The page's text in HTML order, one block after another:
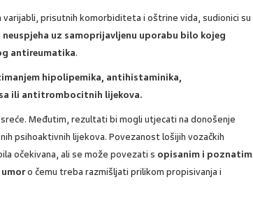
prisutnih komorbiditeta i oštrine vida, sudionici su
uz samoprijavljenu uporabu bilo kojeg
antireumatika.
hipolipemika, antihistaminika,
ili antitrombocitnih lijekova.
Međutim, rezultati bi mogli utjecati na donošenje
psihoaktivnih lijekova. Povezanost lošijih vozačkih
očekivana, ali se može povezati s opisanim i poznatim
o čemu treba razmišljati prilikom propisivanja i